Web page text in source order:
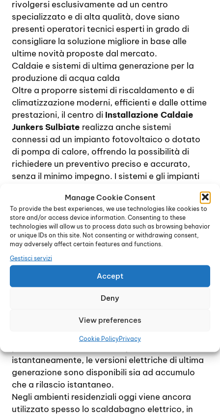
Manage Cookie Consent
To provide the best experiences, we use technologies like cookies to
store and/or access device information. Consenting to these
technologies will allow us to process data such as browsing behavior
or unique IDs on this site. Not consenting or withdrawing consent,
may adversely affect certain features and functions.
Gestisci servizi
Accept
Deny
View preferences
Cookie PolicyPrivacy
rivolgersi esclusivamente ad un centro
specializzato e di alta qualità, dove siano
presenti operatori tecnici esperti in grado di
consigliare la soluzione migliore in base alle
ultime novità proposte dal mercato.
Caldaie e sistemi di ultima generazione per la
produzione di acqua calda
Oltre a proporre sistemi di riscaldamento e di
climatizzazione moderni, efficienti e dalle ottime
prestazioni, il centro di Installazione Caldaie
Junkers Sulbiate realizza anche sistemi
connessi ad un impianto fotovoltaico o dotato
di pompa di calore, offrendo la possibilità di
richiedere un preventivo preciso e accurato,
senza il minimo impegno. I sistemi e gli impianti
riscaldamento domestico che alla produzione di
acqua calda per uso sanitario.
Se l’esigenza è quella di avere sempre a
disposizione acqua calda per uso domestico,
una soluzione spesso proposta è quella di
installare uno scaldacqua elettrico o a gas,
istantaneo o ad accumulo, in base alle diverse
esigenze e preferenze.
Lo scaldacqua è un dispositivo in grado di
una temperatura massima di circa 70° C, con un
minimo consumo di energia. I modelli a gas
istantaneamente, le versioni elettriche di ultima
generazione sono disponibili sia ad accumulo
che a rilascio istantaneo.
Negli ambienti residenziali oggi viene ancora
utilizzato spesso lo scaldabagno elettrico, in